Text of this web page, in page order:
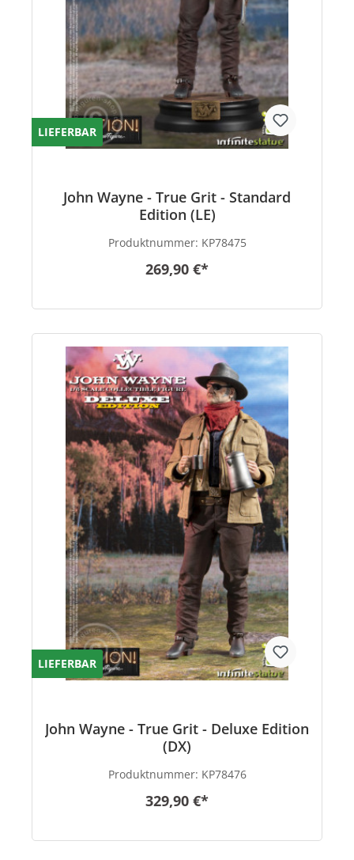
LIEFERBAR
John Wayne - True Grit - Standard
Edition (LE)
Produktnummer: KP78475
269,90 €*
LIEFERBAR
John Wayne - True Grit - Deluxe Edition
(DX)
Produktnummer: KP78476
329,90 €*